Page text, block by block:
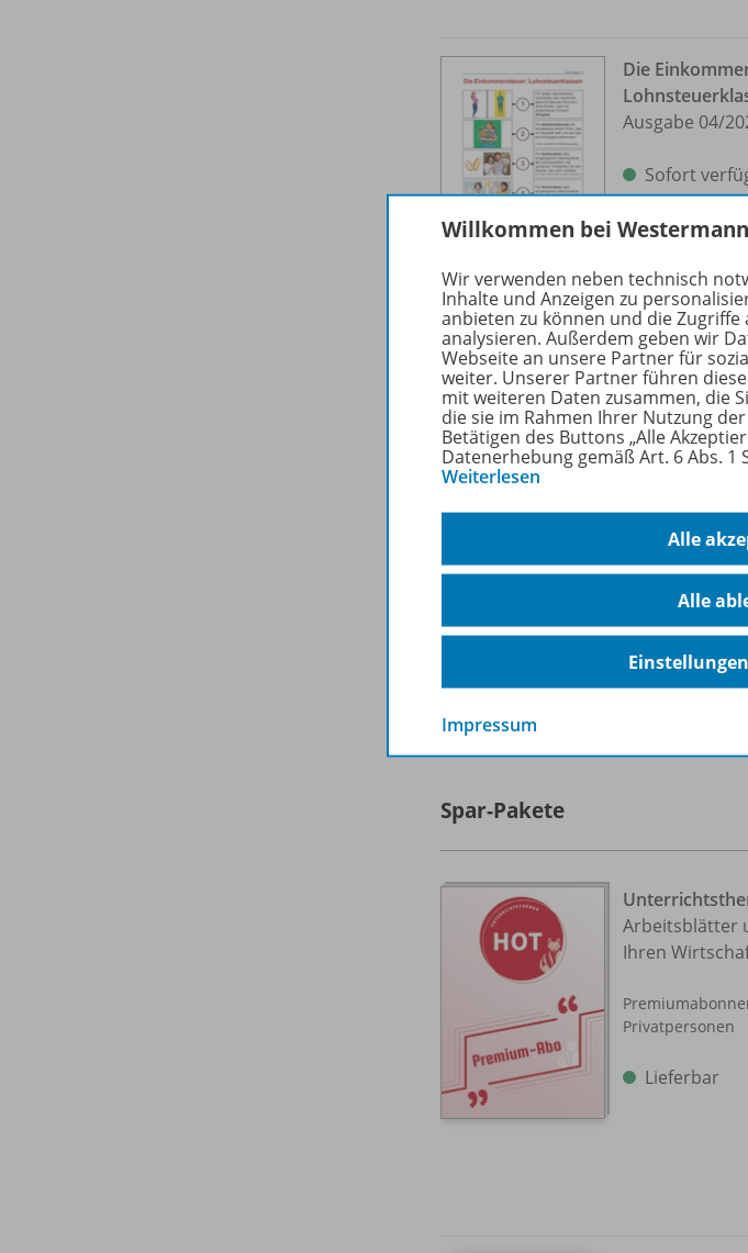
Die
Ausgabe 04/
Sofort
Ausgabe 04/
Dateiformat:
Spar-Pakete
Arbeitsblätter
Ihren
Privatpersonen
Lieferbar
Willkommen bei Westermann
Wir verwenden neben technisch
Inhalte und Anzeigen zu
anbieten zu können und die Zugriffe
analysieren. Außerdem geben wir
Webseite an unsere Partner für
weiter. Unserer Partner führen
mit weiteren Daten zusammen, die
die sie im Rahmen Ihrer Nutzung
Betätigen des Buttons „Alle
Datenerhebung gemäß Art. 6 Abs. 1
Weiterlesen
Alle
Alle
Impressum